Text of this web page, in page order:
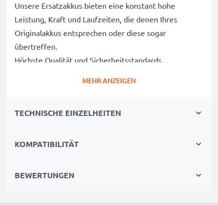
Unsere Ersatzakkus bieten eine konstant hohe
Leistung, Kraft und Laufzeiten, die denen Ihres
Originalakkus entsprechen oder diese sogar
übertreffen.
Höchste Qualität und Sicherheitsstandards
unterzogen und entsprechen den höchsten EU-
Die umweltfreundliche Alternative
MEHR ANZEIGEN
TECHNISCHE EINZELHEITEN
KOMPATIBILITÄT
BEWERTUNGEN